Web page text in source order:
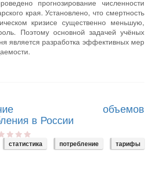
прогнозирование численности
края. Установлено, что смертность
кризисе существенно меньшую,
Поэтому основной задачей учёных
является разработка эффективных мер
объемов
в России
статистика потребление
тарифы